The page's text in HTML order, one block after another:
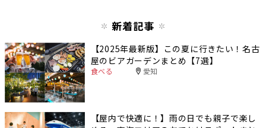
新着記事
【2025年最新版】この夏に行きたい！名古
屋のビアガーデンまとめ【7選】
食べる 愛知
【屋内で快適に！】雨の日でも親子で楽し